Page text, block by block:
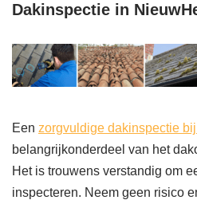
Dakinspectie in
Een zorgvuldige dakinspectie
belangrijkonderdeel van het
Het is trouwens verstandig om
inspecteren. Neem geen risico